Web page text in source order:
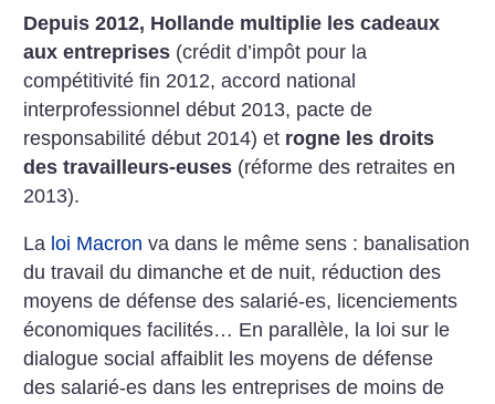
Depuis 2012, Hollande multiplie les cadeaux
aux entreprises (crédit d’impôt pour la
compétitivité fin 2012, accord national
interprofessionnel début 2013, pacte de
responsabilité début 2014) et rogne les droits
des travailleurs-euses (réforme des retraites en
2013).
La loi Macron va dans le même sens : banalisation
du travail du dimanche et de nuit, réduction des
moyens de défense des salarié-es, licenciements
économiques facilités… En parallèle, la loi sur le
dialogue social affaiblit les moyens de défense
des salarié-es dans les entreprises de moins de